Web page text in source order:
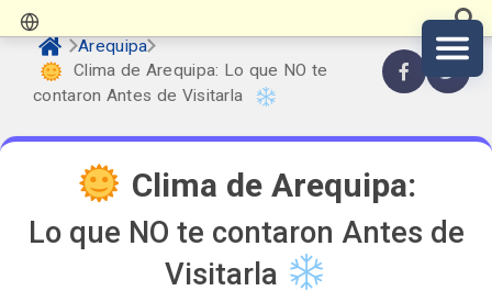
Arequipa
Clima de Arequipa: Lo que NO te
contaron Antes de Visitarla
Clima de Arequipa:
Lo que NO te contaron Antes de
Visitarla